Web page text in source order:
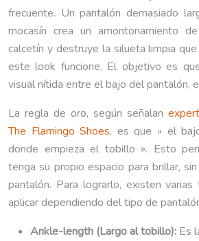
frecuente. Un pantalón demasiado
mocasín crea un amontonamiento
calcetín y destruye la silueta limpia
este look funcione. El objetivo es
visual nítida entre el bajo del pantalón,
La regla de oro, según señalan
The Flamingo Shoes, es que « el
donde empieza el tobillo ». Esto
tenga su propio espacio para brillar,
pantalón. Para lograrlo, existen varias
aplicar dependiendo del tipo de
Ankle-length (Largo al tobillo): Es